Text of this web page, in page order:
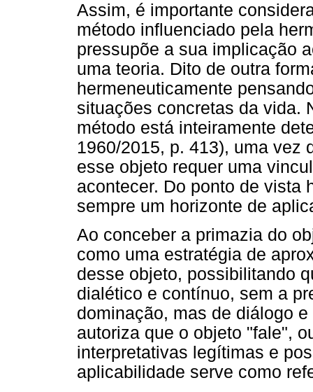
Assim, é importante
método influenciado pela
pressupõe a sua implicação
uma teoria. Dito de outra
hermeneuticamente
situações concretas da vida.
método está inteiramente
1960/2015, p. 413), uma vez
esse objeto requer uma
acontecer. Do ponto de vista
sempre um horizonte de
Ao conceber a primazia do
como uma estratégia de
desse objeto, possibilitando
dialético e contínuo, sem a
dominação, mas de diálogo
autoriza que o objeto "fale",
interpretativas legítimas e
aplicabilidade serve como